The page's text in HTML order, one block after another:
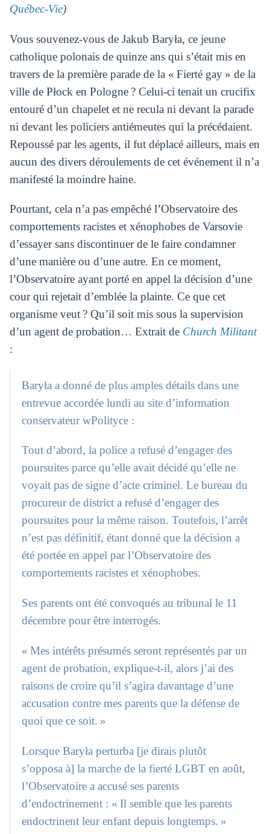
Québec-Vie)
Vous souvenez-vous de Jakub Baryła, ce jeune
catholique polonais de quinze ans qui s’était mis en
travers de la première parade de la « Fierté gay » de la
ville de Płock en Pologne ? Celui-ci tenait un crucifix
entouré d’un chapelet et ne recula ni devant la parade
ni devant les policiers antiémeutes qui la précédaient.
Repoussé par les agents, il fut déplacé ailleurs, mais en
aucun des divers déroulements de cet événement il n’a
manifesté la moindre haine.
Pourtant, cela n’a pas empêché l’Observatoire des
comportements racistes et xénophobes de Varsovie
d’essayer sans discontinuer de le faire condamner
d’une manière ou d’une autre. En ce moment,
l’Observatoire ayant porté en appel la décision d’une
cour qui rejetait d’emblée la plainte. Ce que cet
organisme veut ? Qu’il soit mis sous la supervision
d’un agent de probation… Extrait de Church Militant
:
Baryła a donné de plus amples détails dans une
entrevue accordée lundi au site d’information
conservateur wPolityce :
Tout d’abord, la police a refusé d’engager des
poursuites parce qu’elle avait décidé qu’elle ne
voyait pas de signe d’acte criminel. Le bureau du
procureur de district a refusé d’engager des
poursuites pour la même raison. Toutefois, l’arrêt
n’est pas définitif, étant donné que la décision a
été portée en appel par l’Observatoire des
comportements racistes et xénophobes.
Ses parents ont été convoqués au tribunal le 11
décembre pour être interrogés.
« Mes intérêts présumés seront représentés par un
agent de probation, explique-t-il, alors j’ai des
raisons de croire qu’il s’agira davantage d’une
accusation contre mes parents que la défense de
quoi que ce soit. »
Lorsque Baryła perturba [je dirais plutôt
s’opposa à] la marche de la fierté LGBT en août,
l’Observatoire a accusé ses parents
d’endoctrinement : « Il semble que les parents
endoctrinent leur enfant depuis longtemps. »